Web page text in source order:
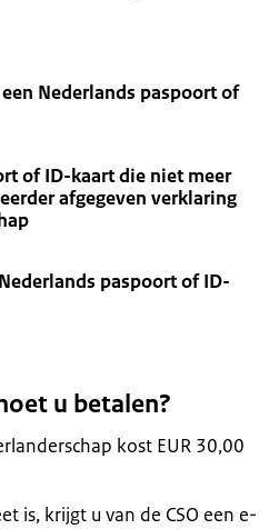
Nederlands paspoort of
of ID-kaart die niet meer
afgegeven verklaring
paspoort of ID-
u betalen?
kost EUR 30,00
is, krijgt u van de CSO een e-